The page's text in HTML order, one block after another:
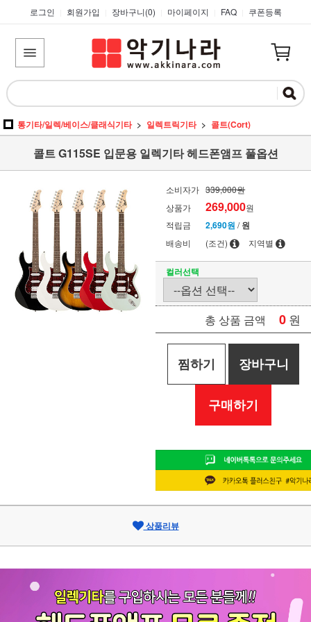
로그인 회원가입 장바구니(0) 마이페이지 FAQ 쿠폰등록
통기타/일렉/베이스/클래식기타 일렉트릭기타 콜트(Cort)
콜트 G115SE 입문용 일렉기타 헤드폰앰프 풀옵션
소비자가 339,000원
상품가
269,000원
적립금
2,690원 /원
배송비 (조건) 지역별
컬러선택
총 상품 금액 0 원
찜하기 장바구니
구매하기
상품리뷰